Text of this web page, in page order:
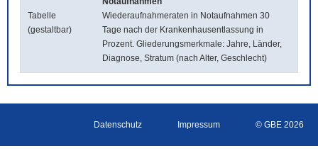
Tabelle
(gestaltbar)
Wiederaufnahmeraten in Notaufnahmen 30
Tage nach der Krankenhausentlassung in
Prozent. Gliederungsmerkmale: Jahre, Länder,
Diagnose, Stratum (nach Alter, Geschlecht)
Datenschutz Impressum © GBE 2026